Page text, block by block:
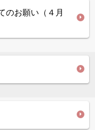
のお願い（４月